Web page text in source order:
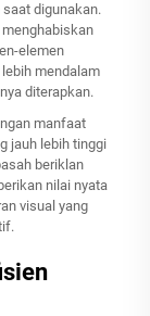
digunakan.
elemen
mendalam
diterapkan.
manfaat
jauh lebih tinggi
beriklan
nilai nyata
visual yang